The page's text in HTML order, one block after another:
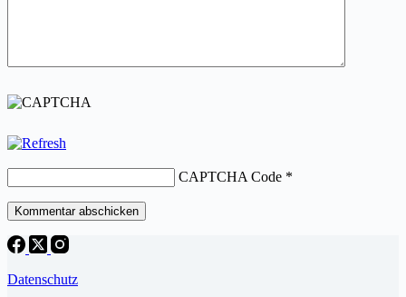
CAPTCHA Code *
Kommentar abschicken
Datenschutz